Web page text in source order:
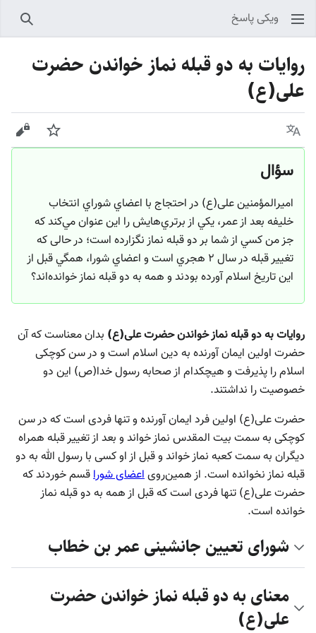
ویکی پاسخ
روایات به دو قبله نماز خواندن حضرت
علی(ع)
زبان پیگیری
سؤال
اميرالمؤمنين علی(ع) در احتجاج با اعضاي شوراي انتخاب
خليفه بعد از عمر، يكي از برتري‌هايش را اين عنوان مي‌كند كه
جز من كسي از شما بر دو قبله نماز نگزارده است؛ در حالی که
تغيير قبله در سال ۲ هجري است و اعضاي شورا، همگي قبل از
اين تاريخ اسلام آورده بودند و همه به دو قبله نماز خوانده‌اند؟
روایات به دو قبله نماز خواندن حضرت علی(ع) بدان معناست که آن
حضرت اولین ایمان آورنده به دین اسلام است و در سن کوچکی
اسلام را پذیرفت و هیچکدام از صحابه رسول خدا(ص) این دو
خصوصیت را نداشتند.
حضرت علی(ع) اولین فرد ایمان آورنده و تنها فردی است که در سن
کوچکی به سمت بیت المقدس نماز خواند و بعد از تغییر قبله همراه
دیگران به سمت کعبه نماز خواند و قبل از او کسی با رسول الله به دو
قبله نماز نخوانده است. از همین‌رویاعضای شوراقسم خوردند که
حضرت علی(ع) تنها فردی است که قبل از همه به دو قبله نماز
خوانده است.
شورای تعیین جانشینی عمر بن خطاب
معنای به دو قبله نماز خواندن حضرت
علی(ع)